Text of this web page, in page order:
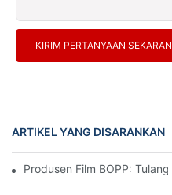
KIRIM PERTANYAAN
ARTIKEL YANG DISARANKAN
Produsen Film BOPP: